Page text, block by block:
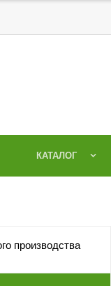
КАТАЛОГ
производства